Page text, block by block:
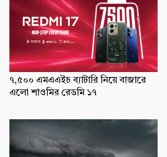
৭,৫০০ এমএএইচ ব্যাটারি নিয়ে বাজারে
এলো শাওমির রেডমি ১৭